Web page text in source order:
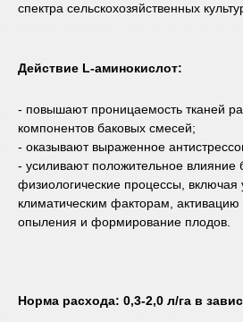
спектра сельскохозяйственных
Действие L-аминокислот:
- повышают проницаемость тканей
компонентов баковых смесей;
- оказывают выраженное
- усиливают положительное влияние
физиологические процессы, включая
климатическим факторам,
опыления и формирование плодов.
Норма расхода: 0,3-2,0 л/га в